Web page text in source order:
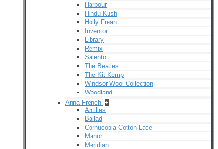
Harbour
Hindu Kush
Holly Frean
Inventor
Library
Remix
Salento
The Beatles
The Kit Kemp
Windsor Wool Collection
Woodland
Anna French +
Antilles
Ballad
Cornucopia Cotton Lace
Manor
Meridian